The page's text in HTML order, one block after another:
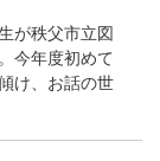
が秩父市立図
今年度初めて
け、お話の世